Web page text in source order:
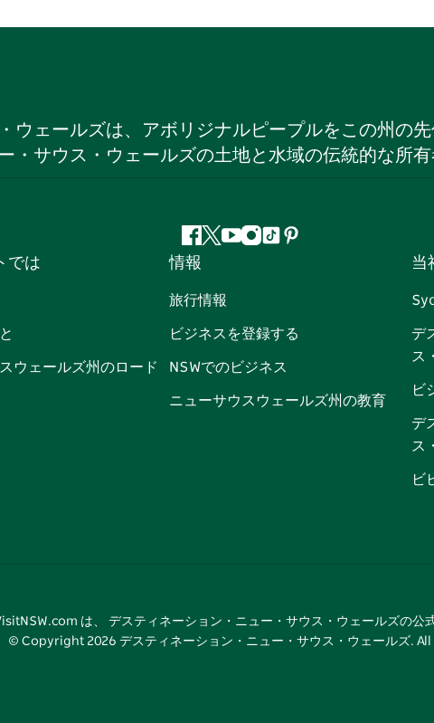
ウェールズは、アボリジナルピープルをこの州の
・サウス・ウェールズの土地と水域の伝統的な所
フ
ェ
イ
ブ
ッ
ツ
ッ
ー
ユ
ー
ブ
イ
グ
ラ
テ
ト
ピ
ス
では
ウェールズ州のロード
情報
旅行情報
ビジネスを登録する
NSWでのビジネス
ニューサウスウェールズ州の教育
当
デ
ス
ビ
デ
ス
ビ
は、 デスティネーション・ニュー・サウス・ウェールズの公
© Copyright 2026 デスティネーション・ニュー・サウス・ウェールズ.